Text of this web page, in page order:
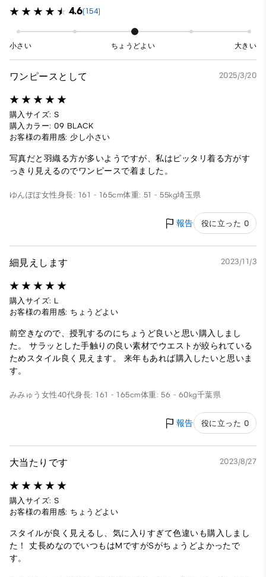
4.6(154)
小さい ちょうどよい 大きい
ワンピースとして 2025/3/20
購入サイズ: S
購入カラー: 09 BLACK
お客様の着用感: 少し小さい
写真だと羽織る方が多いようですが、私はピッタリ着る方がす
っきり見えるのでワンピースで着ました。
ゆんぽぽ女性身長: 161 - 165cm体重: 51 - 55kg埼玉県
報告 役に立った 0
細見えします 2023/11/3
購入サイズ: L
お客様の着用感: ちょうどよい
前空きなので、授乳するのにちょうど良いと思い購入しまし
た。 サラッとした手触りの良い素材でウエストが絞られている
ためスタイル良く見えます。 来年もあれば購入したいと思いま
す。
みみゅう 女性40代身長: 161 - 165cm体重: 56 - 60kg千葉県
報告 役に立った 0
大当たりです 2023/8/27
購入サイズ: S
お客様の着用感: ちょうどよい
スタイルが良く見えるし、気に入りすぎて色違いも購入しまし
た！ 丈長めなのでいつもはMですがSがちょうどよかったで
す。